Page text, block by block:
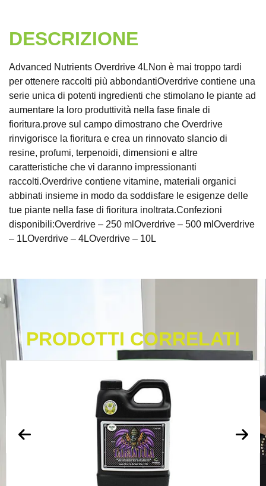
DESCRIZIONE
Advanced Nutrients Overdrive 4LNon è mai troppo tardi
per ottenere raccolti più abbondantiOverdrive contiene una
serie unica di potenti ingredienti che stimolano le piante ad
aumentare la loro produttività nella fase finale di
fioritura.prove sul campo dimostrano che Overdrive
rinvigorisce la fioritura e crea un rinnovato slancio di
resine, profumi, terpenoidi, dimensioni e altre
caratteristiche che vi daranno impressionanti
raccolti.Overdrive contiene vitamine, materiali organici
abbinati insieme in modo da soddisfare le esigenze delle
tue piante nella fase di fioritura inoltrata.Confezioni
disponibili:Overdrive – 250 mlOverdrive – 500 mlOverdrive
– 1LOverdrive – 4LOverdrive – 10L
PRODOTTI CORRELATI